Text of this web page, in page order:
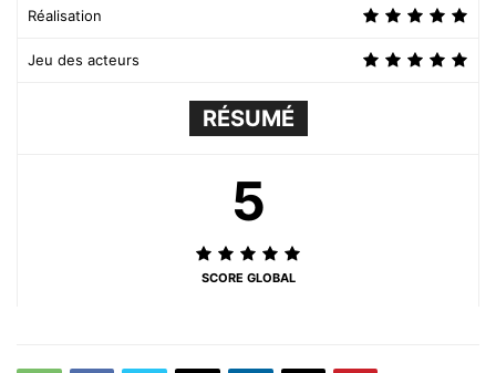
Réalisation
Jeu des acteurs
RÉSUMÉ
5
SCORE GLOBAL